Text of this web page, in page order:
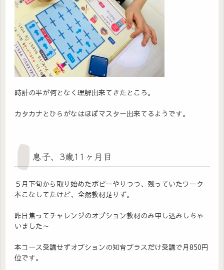
時計の半が何となく理解出来てきたところ。
カタカナとひらがなはほぼマスター出来てるようです。
息子、3歳11ヶ月目
５月下旬から取り始めたポピーやりつつ、残っていたワーク
本こなしてたけど、全然教材足りず。
昨日焦ってチャレンジのオプション教材のみ申し込みしちゃ
いました～
本コース受講せずオプションの知育プラスだけ受講で月850円
位です。